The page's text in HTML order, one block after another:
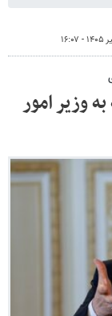
وزیر امور